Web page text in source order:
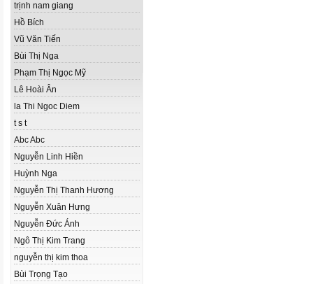
trịnh nam giang
Hồ Bích
Vũ Văn Tiến
Bùi Thị Nga
Phạm Thị Ngọc Mỹ
Lê Hoài Ân
la Thi Ngoc Diem
t s t
Abc Abc
Nguyễn Linh Hiền
Huỳnh Nga
Nguyễn Thị Thanh Hương
Nguyễn Xuân Hưng
Nguyễn Đức Ánh
Ngô Thị Kim Trang
nguyễn thị kim thoa
Bùi Trọng Tạo